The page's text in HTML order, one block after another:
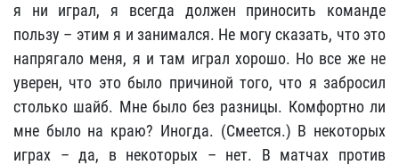
я ни играл, я всегда должен приносить команде
пользу – этим я и занимался. Не могу сказать, что это
напрягало меня, я и там играл хорошо. Но все же не
уверен, что это было причиной того, что я забросил
столько шайб. Мне было без разницы. Комфортно ли
мне было на краю? Иногда. (Смеется.) В некоторых
играх – да, в некоторых – нет. В матчах против